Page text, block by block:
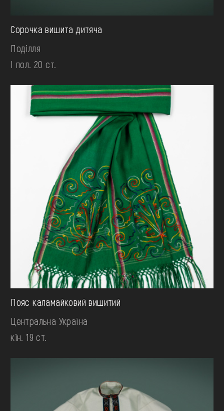
Сорочка вишита дитяча
Поділля
І пол. 20 ст.
Пояс каламайковий вишитий
Центральна Україна
кін. 19 ст.